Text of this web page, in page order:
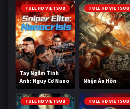
FULL HD VIETSUB
Tay Ngắm Tinh
Anh: Nguy Cơ Nano
FULL HD VIETSUB
Nhện Ăn Hồn
FULL HD VIETSUB FULL HD VIETSUB